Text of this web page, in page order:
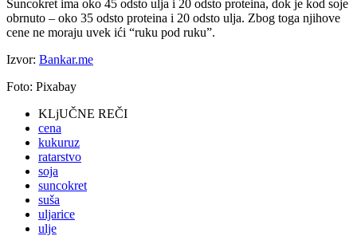
Suncokret ima oko 45 odsto ulja i 20 odsto proteina, dok je kod soje
obrnuto – oko 35 odsto proteina i 20 odsto ulja. Zbog toga njihove
cene ne moraju uvek ići “ruku pod ruku”.
Izvor: Bankar.me
Foto: Pixabay
KLjUČNE REČI
cena
kukuruz
ratarstvo
soja
suncokret
suša
uljarice
ulje